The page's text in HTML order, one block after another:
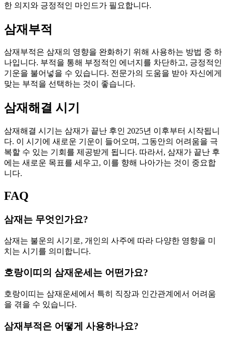
한 의지와 긍정적인 마인드가 필요합니다.
삼재부적
삼재부적은 삼재의 영향을 완화하기 위해 사용하는 방법 중 하
나입니다. 부적을 통해 부정적인 에너지를 차단하고, 긍정적인
기운을 불어넣을 수 있습니다. 전문가의 도움을 받아 자신에게
맞는 부적을 선택하는 것이 좋습니다.
삼재해결 시기
삼재해결 시기는 삼재가 끝난 후인 2025년 이후부터 시작됩니
다. 이 시기에 새로운 기운이 들어오며, 그동안의 어려움을 극
복할 수 있는 기회를 제공받게 됩니다. 따라서, 삼재가 끝난 후
에는 새로운 목표를 세우고, 이를 향해 나아가는 것이 중요합
니다.
FAQ
삼재는 무엇인가요?
삼재는 불운의 시기로, 개인의 사주에 따라 다양한 영향을 미
치는 시기를 의미합니다.
호랑이띠의 삼재운세는 어떤가요?
호랑이띠는 삼재운세에서 특히 직장과 인간관계에서 어려움
을 겪을 수 있습니다.
삼재부적은 어떻게 사용하나요?